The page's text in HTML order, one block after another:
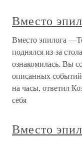
Вместо
Вместо эпилога
поднялся из-за
ознакомилась. Вы
описанных
на часы, ответил
себя
Вместо